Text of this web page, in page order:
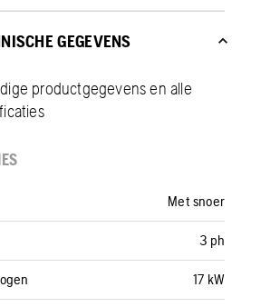
GEGEVENS
productgegevens en alle
Met snoer
3 ph
17 kW